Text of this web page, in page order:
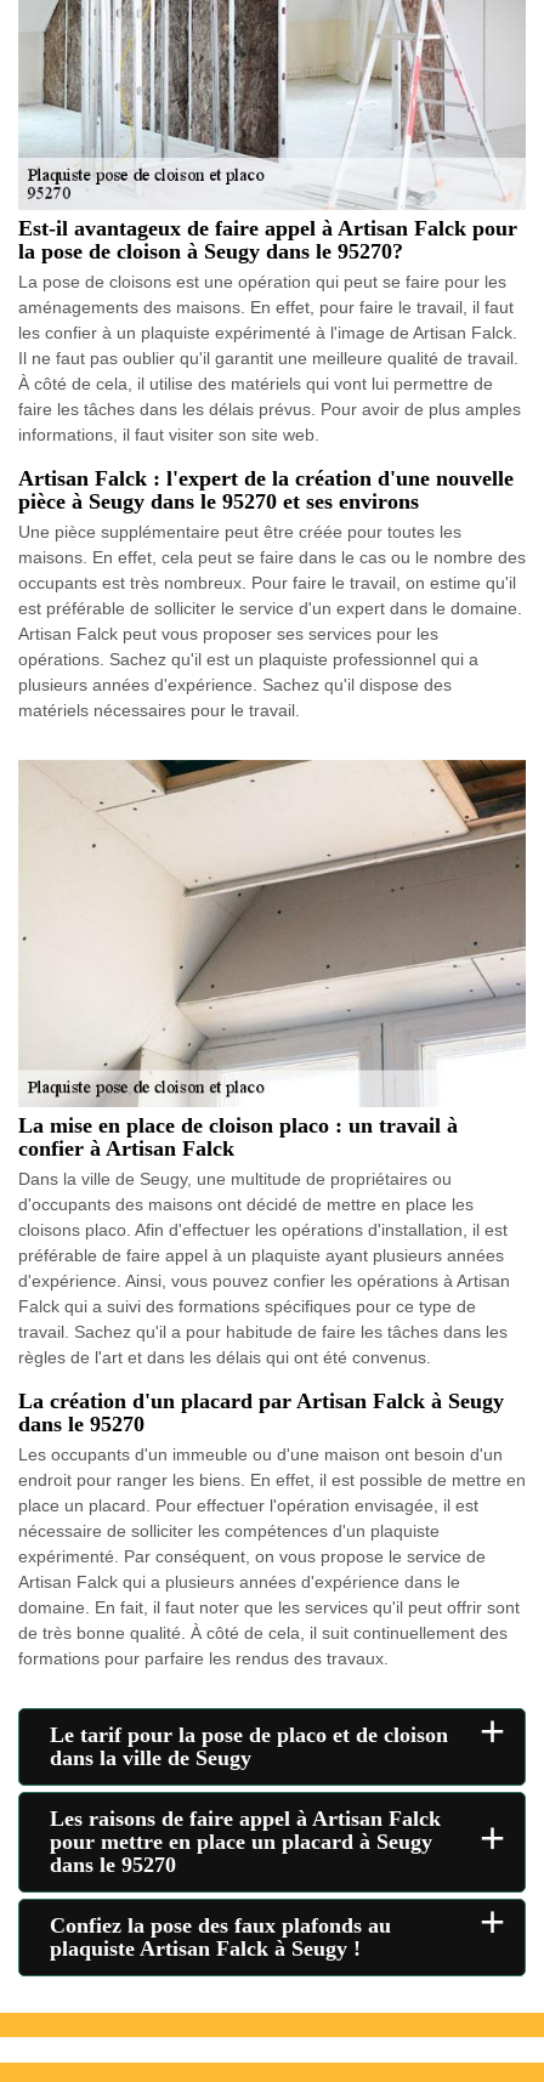
Est-il avantageux de faire appel à Artisan Falck pour
la pose de cloison à Seugy dans le 95270?
La pose de cloisons est une opération qui peut se faire pour les
aménagements des maisons. En effet, pour faire le travail, il faut
les confier à un plaquiste expérimenté à l'image de Artisan Falck.
Il ne faut pas oublier qu'il garantit une meilleure qualité de travail.
À côté de cela, il utilise des matériels qui vont lui permettre de
faire les tâches dans les délais prévus. Pour avoir de plus amples
informations, il faut visiter son site web.
Artisan Falck : l'expert de la création d'une nouvelle
pièce à Seugy dans le 95270 et ses environs
Une pièce supplémentaire peut être créée pour toutes les
maisons. En effet, cela peut se faire dans le cas ou le nombre des
occupants est très nombreux. Pour faire le travail, on estime qu'il
est préférable de solliciter le service d'un expert dans le domaine.
Artisan Falck peut vous proposer ses services pour les
opérations. Sachez qu'il est un plaquiste professionnel qui a
plusieurs années d'expérience. Sachez qu'il dispose des
matériels nécessaires pour le travail.
La mise en place de cloison placo : un travail à
confier à Artisan Falck
Dans la ville de Seugy, une multitude de propriétaires ou
d'occupants des maisons ont décidé de mettre en place les
cloisons placo. Afin d'effectuer les opérations d'installation, il est
préférable de faire appel à un plaquiste ayant plusieurs années
d'expérience. Ainsi, vous pouvez confier les opérations à Artisan
Falck qui a suivi des formations spécifiques pour ce type de
travail. Sachez qu'il a pour habitude de faire les tâches dans les
règles de l'art et dans les délais qui ont été convenus.
La création d'un placard par Artisan Falck à Seugy
dans le 95270
Les occupants d'un immeuble ou d'une maison ont besoin d'un
endroit pour ranger les biens. En effet, il est possible de mettre en
place un placard. Pour effectuer l'opération envisagée, il est
nécessaire de solliciter les compétences d'un plaquiste
expérimenté. Par conséquent, on vous propose le service de
Artisan Falck qui a plusieurs années d'expérience dans le
domaine. En fait, il faut noter que les services qu'il peut offrir sont
de très bonne qualité. À côté de cela, il suit continuellement des
formations pour parfaire les rendus des travaux.
Le tarif pour la pose de placo et de cloison
dans la ville de Seugy
+
Les raisons de faire appel à Artisan Falck
pour mettre en place un placard à Seugy
dans le 95270
+
Confiez la pose des faux plafonds au
plaquiste Artisan Falck à Seugy !
+